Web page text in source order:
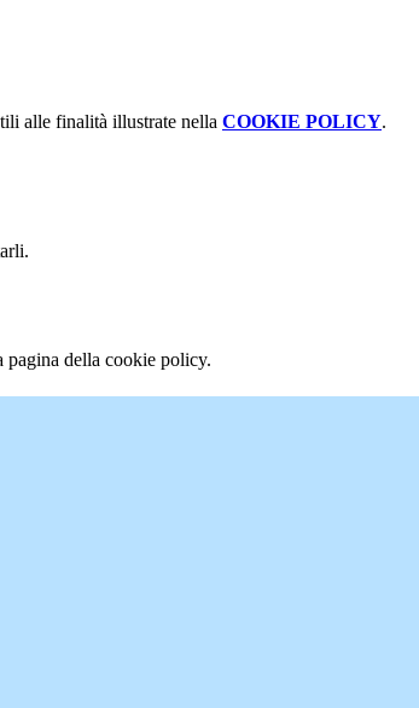
alle finalità illustrate nella COOKIE POLICY.
pagina della cookie policy.